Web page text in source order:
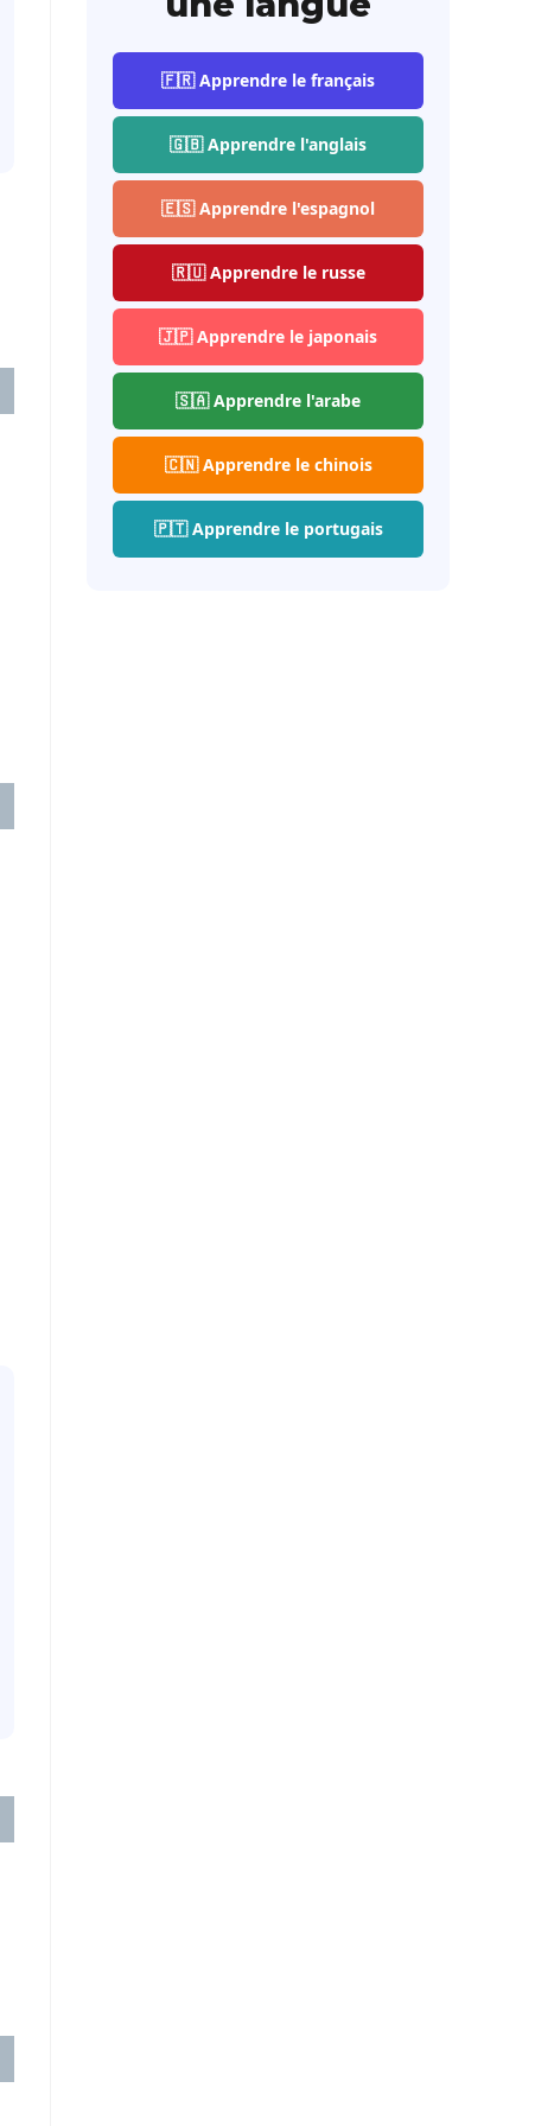
🇫🇷 Apprendre le français
🇬🇧 Apprendre l'anglais
🇪🇸 Apprendre l'espagnol
🇷🇺 Apprendre le russe
🇯🇵 Apprendre le japonais
🇸🇦 Apprendre l'arabe
🇨🇳 Apprendre le chinois
🇵🇹 Apprendre le portugais